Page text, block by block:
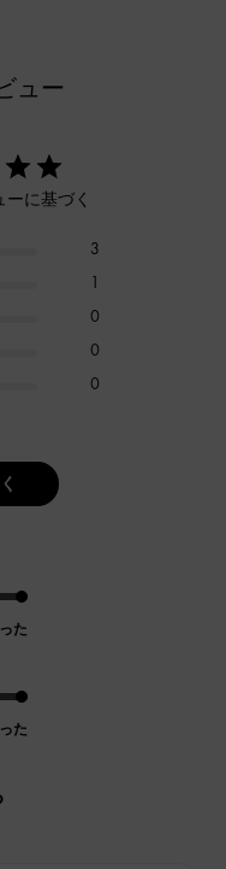
ュー
に基づく
3
1
0
0
0
た
た